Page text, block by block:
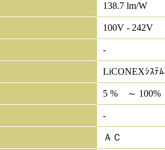
138.7 lm/W
100V - 242V
-
LiCONEXｼｽﾃ
5 % ～ 100%
-
ＡＣ